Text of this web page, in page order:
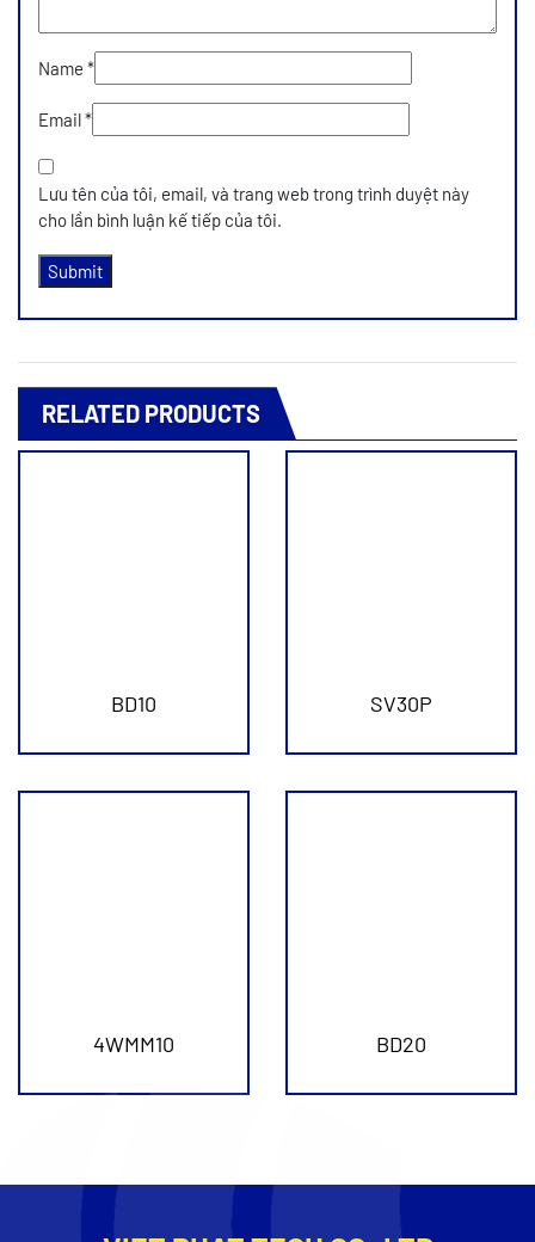
Name *
Email*
Lưu tên của tôi, email, và trang web trong trình duyệt này
cho lần bình luận kế tiếp của tôi.
RELATED PRODUCTS
BD10 SV30P
4WMM10 BD20